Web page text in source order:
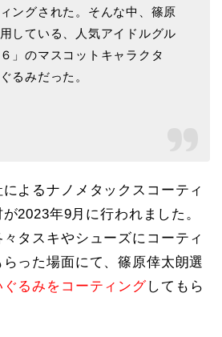
ングされた。そんな中、篠原
している、人気アイドルグル
」のマスコットキャラクタ
るみだった。
よるナノメタックスコーティ
2023年9月に行われました。
タスキやシューズにコーティ
った場面にて、篠原倖太朗選
るみをコーティングしてもら